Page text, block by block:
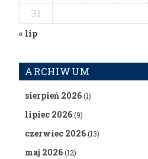
31
« lip
ARCHIWUM
sierpień 2026(1)
lipiec 2026(9)
czerwiec 2026(13)
maj 2026(12)